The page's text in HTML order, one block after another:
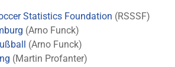
Statistics Foundation (RSSSF)
(Arno Funck)
(Arno Funck)
(Martin Profanter)